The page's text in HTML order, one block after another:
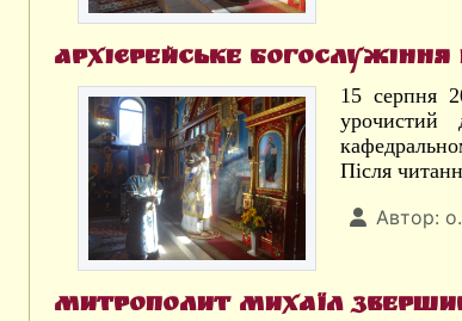
Архієрейське богослужіння
15 серпня
урочистий
Після
Автор:
Митрополит Михаїл